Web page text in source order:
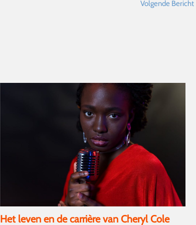
Volgende Bericht
Het leven en de carrière van Cheryl Cole